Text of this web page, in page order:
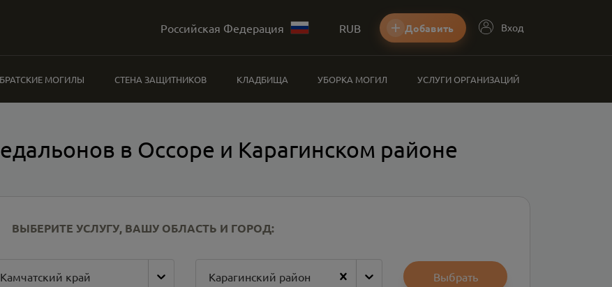
Российская Федерация RUB Добавить Вход
БРАТСКИЕ МОГИЛЫ СТЕНА ЗАЩИТНИКОВ КЛАДБИЩА УБОРКА МОГИЛ УСЛУГИ ОРГАНИЗАЦИЙ
в Оссоре и Карагинском районе
ВЫБЕРИТЕ УСЛУГУ, ВАШУ ОБЛАСТЬ И ГОРОД:
Камчатский край Карагинский район Выбрать